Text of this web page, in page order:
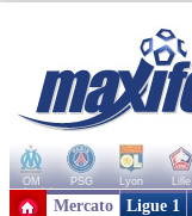
OM PSG Lyon Lille
+ de clubs
Mercato Ligue 1